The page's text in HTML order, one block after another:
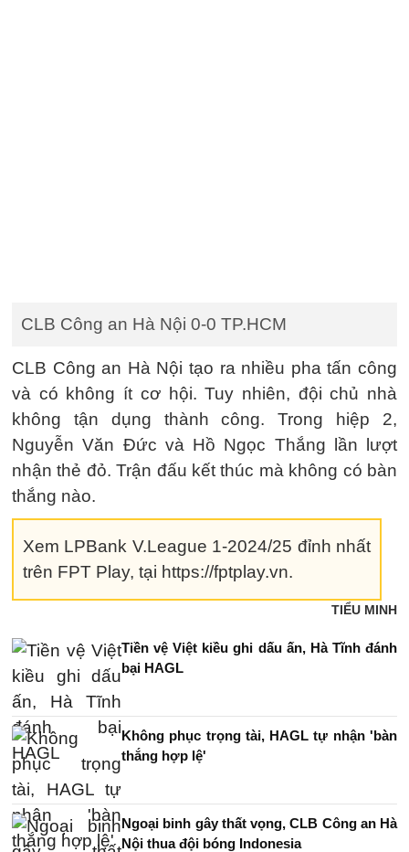
CLB Công an Hà Nội 0-0 TP.HCM
CLB Công an Hà Nội tạo ra nhiều pha tấn công
và có không ít cơ hội. Tuy nhiên, đội chủ nhà
không tận dụng thành công. Trong hiệp 2,
Nguyễn Văn Đức và Hồ Ngọc Thắng lần lượt
nhận thẻ đỏ. Trận đấu kết thúc mà không có bàn
thắng nào.
Xem LPBank V.League 1-2024/25 đỉnh nhất
trên FPT Play, tại https://fptplay.vn.
TIỂU MINH
Tiền vệ Việt kiều ghi dấu ấn, Hà Tĩnh đánh
bại HAGL
Không phục trọng tài, HAGL tự nhận 'bàn
thắng hợp lệ'
Ngoại binh gây thất vọng, CLB Công an Hà
Nội thua đội bóng Indonesia